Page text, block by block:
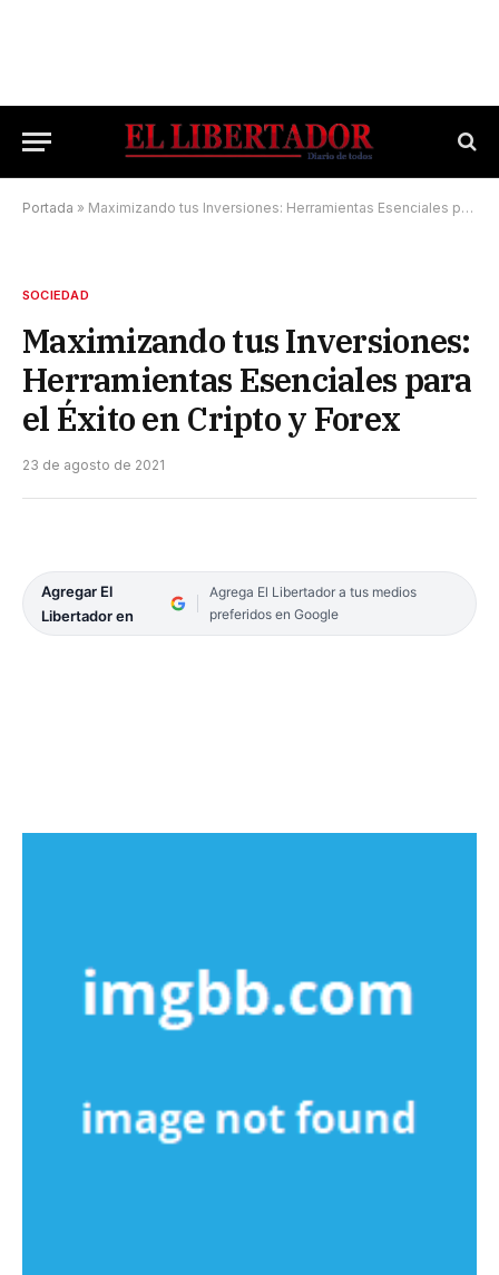
Portada » Maximizando tus Inversiones: Herramientas Esenciales para el Éxito en Cripto y Forex
SOCIEDAD
Maximizando tus Inversiones:
Herramientas Esenciales para
el Éxito en Cripto y Forex
23 de agosto de 2021
Agregar El
Libertador en
Agrega El Libertador a tus medios
preferidos en Google